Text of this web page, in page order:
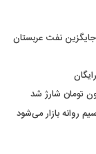
نفت عربستان